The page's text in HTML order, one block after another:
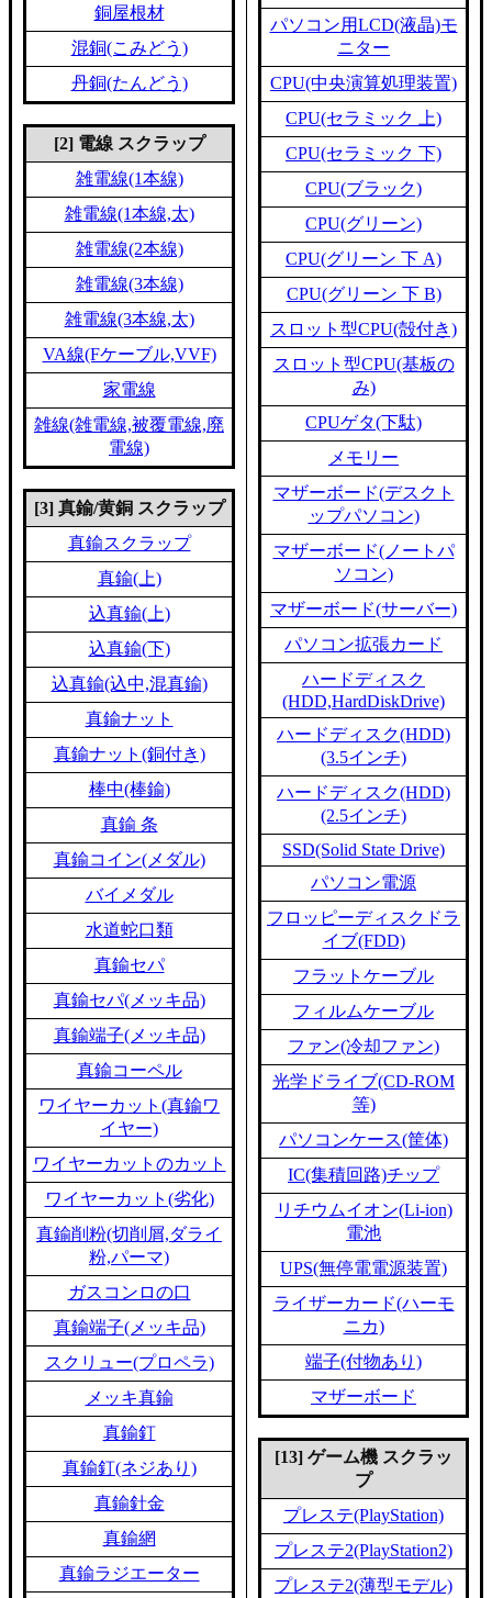
銅屋根材
混銅(こみどう)
丹銅(たんどう)
[2] 電線 スクラップ
雑電線(1本線)
雑電線(1本線,太)
雑電線(2本線)
雑電線(3本線)
雑電線(3本線,太)
VA線(Fケーブル,VVF)
家電線
雑線(雑電線,被覆電線,廃
電線)
[3] 真鍮/黄銅 スクラップ
真鍮スクラップ
真鍮(上)
込真鍮(上)
込真鍮(下)
込真鍮(込中,混真鍮)
真鍮ナット
真鍮ナット(銅付き)
棒中(棒鍮)
真鍮 条
真鍮コイン(メダル)
バイメダル
水道蛇口類
真鍮セパ
真鍮セパ(メッキ品)
真鍮端子(メッキ品)
真鍮コーペル
ワイヤーカット(真鍮ワ
イヤー)
ワイヤーカットのカット
ワイヤーカット(劣化)
真鍮削粉(切削屑,ダライ
粉,パーマ)
ガスコンロの口
真鍮端子(メッキ品)
スクリュー(プロペラ)
メッキ真鍮
真鍮釘
真鍮釘(ネジあり)
真鍮針金
真鍮網
真鍮ラジエーター
パソコン用LCD(液晶)モ
ニター
CPU(中央演算処理装置)
CPU(セラミック 上)
CPU(セラミック 下)
CPU(ブラック)
CPU(グリーン)
CPU(グリーン 下 A)
CPU(グリーン 下 B)
スロット型CPU(殻付き)
スロット型CPU(基板の
み)
CPUゲタ(下駄)
メモリー
マザーボード(デスクト
ップパソコン)
マザーボード(ノートパ
ソコン)
マザーボード(サーバー)
パソコン拡張カード
ハードディスク
(HDD,HardDiskDrive)
ハードディスク(HDD)
(3.5インチ)
ハードディスク(HDD)
(2.5インチ)
SSD(Solid State Drive)
パソコン電源
フロッピーディスクドラ
イブ(FDD)
フラットケーブル
フィルムケーブル
ファン(冷却ファン)
光学ドライブ(CD-ROM
等)
パソコンケース(筐体)
IC(集積回路)チップ
リチウムイオン(Li-ion)
電池
UPS(無停電電源装置)
ライザーカード(ハーモ
ニカ)
端子(付物あり)
マザーボード
[13] ゲーム機 スクラッ
プ
プレステ(PlayStation)
プレステ2(PlayStation2)
プレステ2(薄型モデル)